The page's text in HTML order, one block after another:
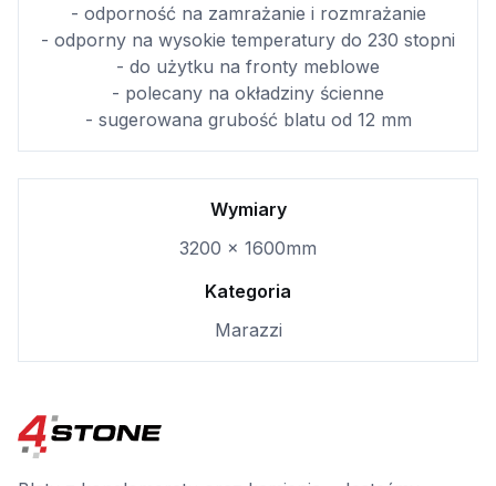
- odporność na zamrażanie i rozmrażanie
- odporny na wysokie temperatury do 230 stopni
- do użytku na fronty meblowe
- polecany na okładziny ścienne
- sugerowana grubość blatu od 12 mm
Wymiary
3200 x 1600mm
Kategoria
Marazzi